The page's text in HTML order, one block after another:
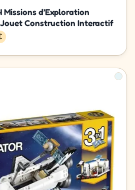
Missions d’Exploration
Construction Interactif